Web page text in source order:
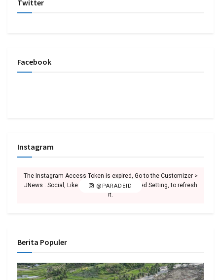
Twitter
Facebook
Instagram
@PARADEID
The Instagram Access Token is expired, Go to the Customizer >
JNews : Social, Like & View > Instagram Feed Setting, to refresh
it.
Berita Populer